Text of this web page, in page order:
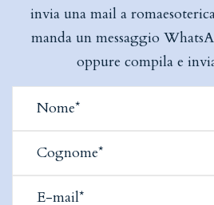
invia una mail a
manda un messaggio
oppure compila e